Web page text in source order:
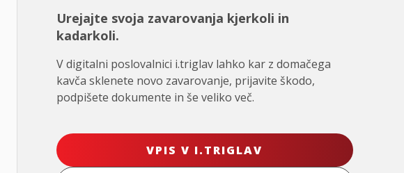
Urejajte svoja zavarovanja kjerkoli in
kadarkoli.
V digitalni poslovalnici i.triglav lahko kar z domačega
kavča sklenete novo zavarovanje, prijavite škodo,
podpišete dokumente in še veliko več.
VPIS V I.TRIGLAV